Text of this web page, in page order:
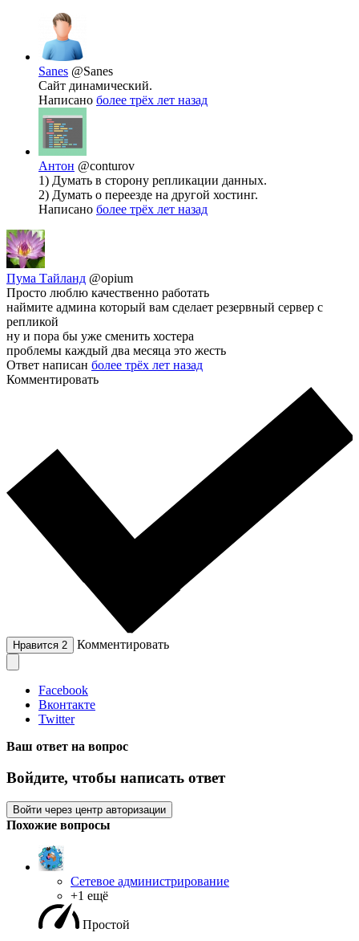
Sanes @Sanes
Сайт динамический.
Написано более трёх лет назад
Антон @conturov
1) Думать в сторону репликации данных.
2) Думать о переезде на другой хостинг.
Написано более трёх лет назад
Пума Тайланд @opium
Просто люблю качественно работать
наймите админа который вам сделает резервный сервер с
репликой
ну и пора бы уже сменить хостера
проблемы каждый два месяца это жесть
Ответ написан более трёх лет назад
Комментировать
Нравится 2 Комментировать
Facebook
Вконтакте
Twitter
Ваш ответ на вопрос
Войдите, чтобы написать ответ
Войти через центр авторизации
Похожие вопросы
Сетевое администрирование
+1 ещё
Простой